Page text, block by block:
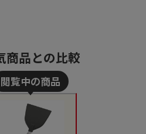
商品との比較